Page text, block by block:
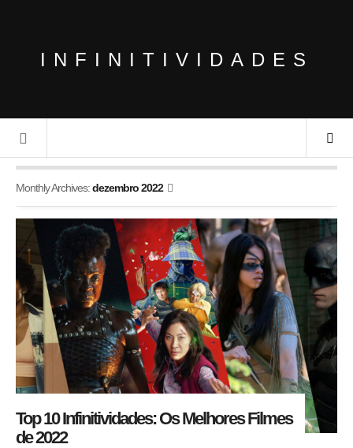
INFINITIVIDADES
Monthly Archives:dezembro 2022
Top 10 Infinitividades: Os Melhores Filmes
de 2022